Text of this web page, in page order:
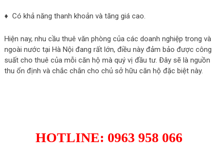
♦ Có khả năng thanh khoản và tăng giá cao.
Hiện nay, nhu cầu thuê văn phòng của các doanh nghiệp trong và
ngoài nước tại Hà Nội đang rất lớn, điều này đảm bảo được công
suất cho thuê của mỗi căn hộ mà quý vị đầu tư. Đây sẽ là nguồn
thu ổn định và chắc chắn cho chủ sở hữu căn hộ đặc biệt này.
HOTLINE: 0963 958 066